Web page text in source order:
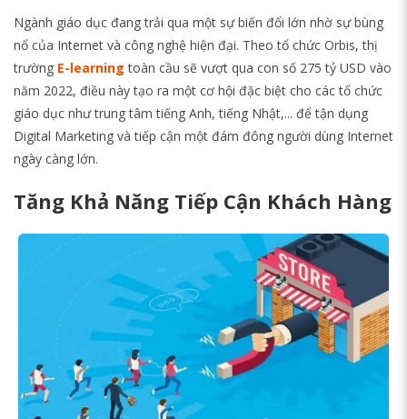
Ngành giáo dục đang trải qua một sự biến đổi lớn nhờ sự bùng
nổ của Internet và công nghệ hiện đại. Theo tổ chức Orbis, thị
trường E-learning toàn cầu ​​sẽ vượt qua con số 275 tỷ USD vào
năm 2022, điều này tạo ra một cơ hội đặc biệt cho các tổ chức
giáo dục như trung tâm tiếng Anh, tiếng Nhật,... để tận dụng
Digital Marketing và tiếp cận một đám đông người dùng Internet
ngày càng lớn.
Tăng Khả Năng Tiếp Cận Khách Hàng